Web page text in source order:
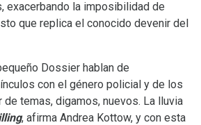
exacerbando la imposibilidad de
que replica el conocido devenir del
Dossier hablan de
con el género policial y de los
de temas, digamos, nuevos. La lluvia
, afirma Andrea Kottow, y con esta